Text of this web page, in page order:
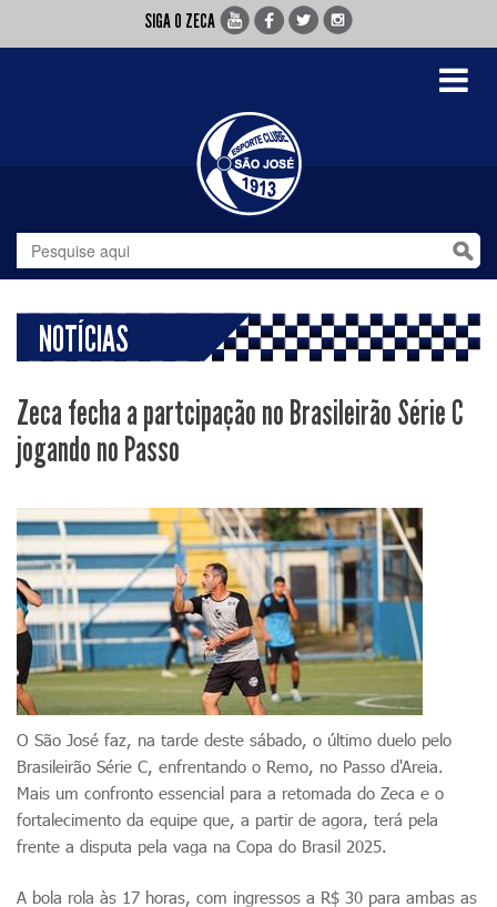
SIGA O ZECA
Toggle
NOTÍCIAS
Zeca fecha a partcipação no Brasileirão Série C
jogando no Passo
O São José faz, na tarde deste sábado, o último duelo pelo
Brasileirão Série C, enfrentando o Remo, no Passo d'Areia.
Mais um confronto essencial para a retomada do Zeca e o
fortalecimento da equipe que, a partir de agora, terá pela
frente a disputa pela vaga na Copa do Brasil 2025.
A bola rola às 17 horas, com ingressos a R$ 30 para ambas as